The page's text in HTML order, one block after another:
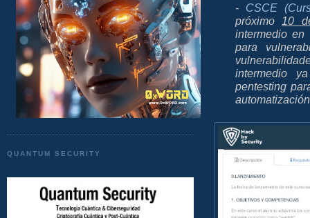
QUANTUM SECURITY
- CSCE
próximo 10
intermedio
para
intermedio
pentesting